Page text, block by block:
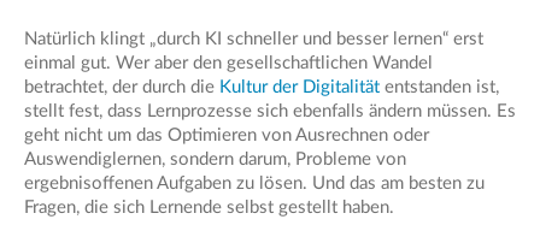
Natürlich klingt „durch KI schneller und besser lernen“ erst
einmal gut. Wer aber den gesellschaftlichen Wandel
betrachtet, der durch die Kultur der Digitalität entstanden ist,
stellt fest, dass Lernprozesse sich ebenfalls ändern müssen. Es
geht nicht um das Optimieren von Ausrechnen oder
Auswendiglernen, sondern darum, Probleme von
ergebnisoffenen Aufgaben zu lösen. Und das am besten zu
Fragen, die sich Lernende selbst gestellt haben.